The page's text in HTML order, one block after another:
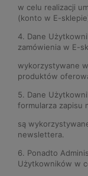
w celu realizacji
(konto w E-
4. Dane
zamówienia w E-
wykorzystywane
produktów
5. Dane
formularza zapisu
są
newslettera.
6. Ponadto
Użytkowników w